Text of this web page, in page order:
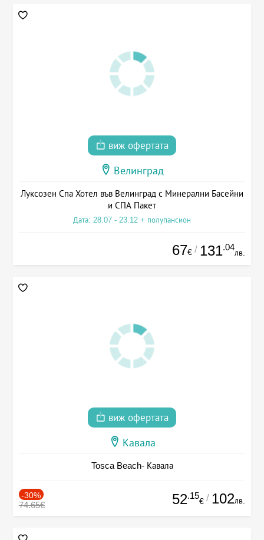
виж офертата
Велинград
Луксозен Спа Хотел във Велинград с Минерални Басейни
и СПА Пакет
Дата: 28.07 - 23.12 + полупансион
67€ / 131.04
лв.
виж офертата
Кавала
Tosca Beach- Кавала
-30%
74.65€ 52.15
€ / 102лв.